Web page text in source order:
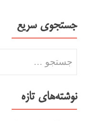
جستجوی سریع
نوشته‌های تازه